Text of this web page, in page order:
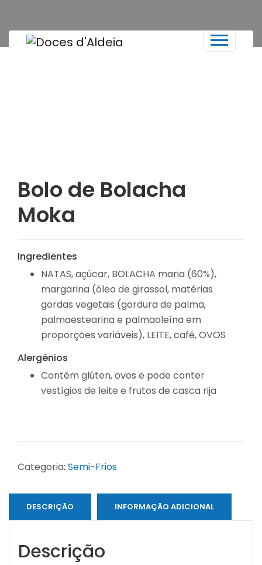
Bolo de Bolacha
Moka
Ingredientes
NATAS, açúcar, BOLACHA maria (60%),
margarina (óleo de girassol, matérias
gordas vegetais (gordura de palma,
palmaestearina e palmaoleína em
proporções variáveis), LEITE, café, OVOS
Alergénios
Contém glúten, ovos e pode conter
vestígios de leite e frutos de casca rija
Categoria: Semi-Frios
DESCRIÇÃO INFORMAÇÃO ADICIONAL
Descrição